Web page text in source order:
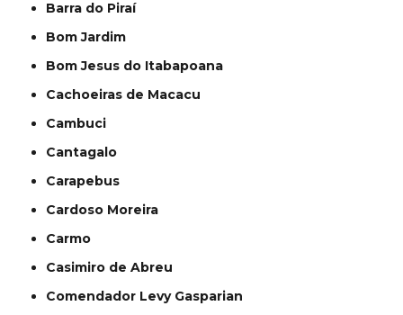
Barra do Piraí
Bom Jardim
Bom Jesus do Itabapoana
Cachoeiras de Macacu
Cambuci
Cantagalo
Carapebus
Cardoso Moreira
Carmo
Casimiro de Abreu
Comendador Levy Gasparian